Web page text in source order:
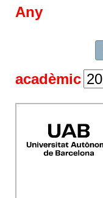
Any
acadèmic